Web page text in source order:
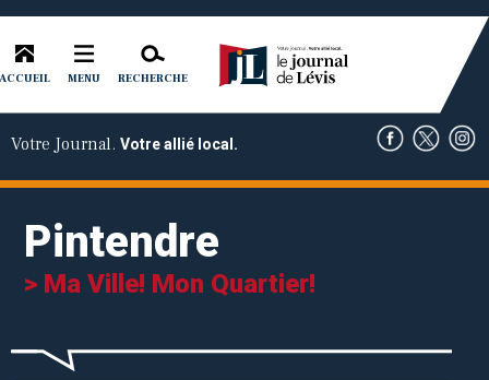
ACCUEIL MENU RECHERCHE
Votre Journal. Votre allié local.
Pintendre
> Ma Ville! Mon Quartier!